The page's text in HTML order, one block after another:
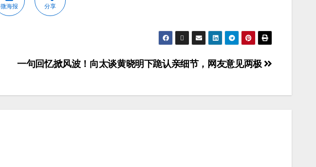
微海报 分享
一句回忆掀风波！向太谈黄晓明下跪认亲细节，网友意见两极